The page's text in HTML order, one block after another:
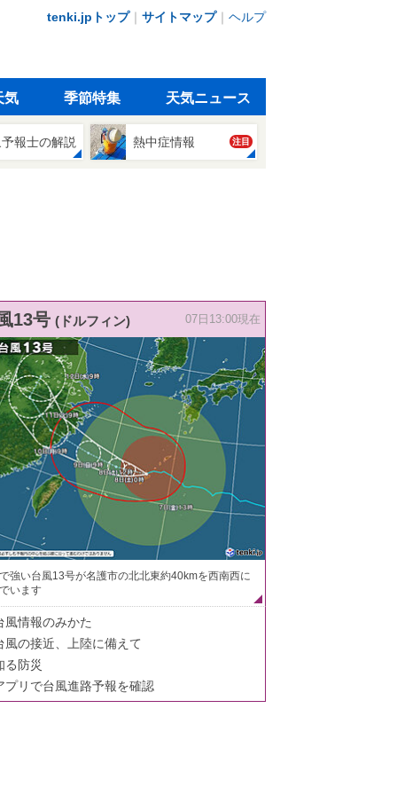
tenki.jpトップ｜ サイトマップ｜ ヘルプ
気 季節特集 天気ニュース
報士の解説 熱中症情報 注目
13号 (ドルフィン) 07日13:00現在
強い台風13号が名護市の北北東約40kmを西南西に
います
風情報のみかた
風の接近、上陸に備えて
る防災
プリで台風進路予報を確認